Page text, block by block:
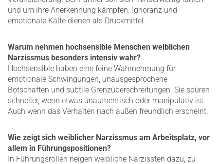
und um ihre Anerkennung kämpfen. Ignoranz und
emotionale Kälte dienen als Druckmittel.
Warum nehmen hochsensible Menschen weiblichen
Narzissmus besonders intensiv wahr?
Hochsensible haben eine feine Wahrnehmung für
emotionale Schwingungen, unausgesprochene
Botschaften und subtile Grenzüberschreitungen. Sie spüren
schneller, wenn etwas unauthentisch oder manipulativ ist.
Auch wenn das Verhalten nach außen freundlich erscheint.
Wie zeigt sich weiblicher Narzissmus am Arbeitsplatz, vor
allem in Führungspositionen?
In Führungsrollen neigen weibliche Narzissten dazu, zu